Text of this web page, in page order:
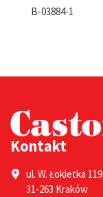
Kontakt
ul. W. Łokietka 119
31-263 Kraków